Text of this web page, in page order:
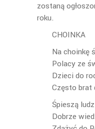
zostaną
roku.
CHOINKA
Na choinkę
Polacy ze
Dzieci do
Często brat
Śpieszą
Dobrze